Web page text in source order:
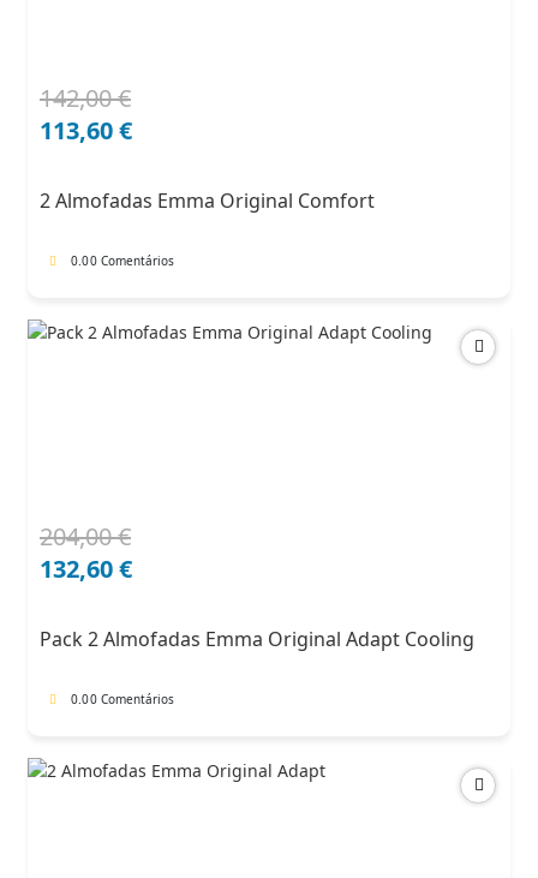
142,00€
O
preço
142,00 €.
113,60€
O
preço
113,60 €.
2 Almofadas Emma Original Comfort
0.00 Comentários
204,00€
O
preço
204,00 €.
132,60€
O
preço
132,60 €.
Pack 2 Almofadas Emma Original Adapt Cooling
0.00 Comentários